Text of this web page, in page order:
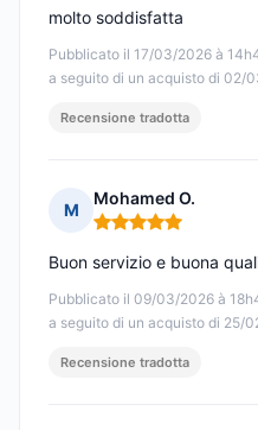
Pubblicato il 17/03/2026 à
a seguito di un acquisto di 02/
molto soddisfatta
Recensione tradotta
M
Mohamed O.
Nota: 5 su 5
Pubblicato il 09/03/2026 à
a seguito di un acquisto di 25/
Buon servizio e buona
Recensione tradotta